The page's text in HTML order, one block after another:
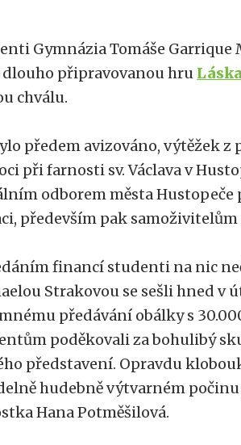
Gymnázia Tomáše
dlouho připravovanou hru
chválu.
předem avizováno, výtěžek
při farnosti sv. Václava v
odborem města
především pak samoživitelům
financí studenti na nic
Strakovou se sešli hned v
předávání obálky s
poděkovali za bohulibý
představení. Opravdu
hudebně výtvarném
Hana Potměšilová.